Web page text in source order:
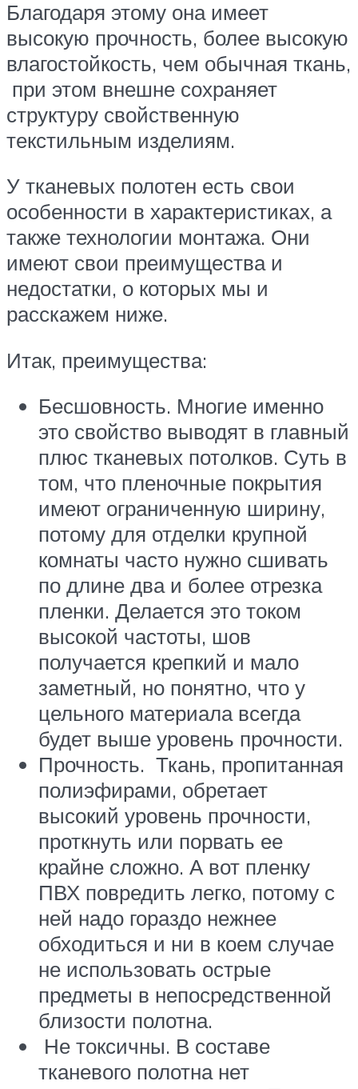
Благодаря этому она имеет
высокую прочность, более высокую
влагостойкость, чем обычная ткань,
при этом внешне сохраняет
структуру свойственную
текстильным изделиям.
У тканевых полотен есть свои
особенности в характеристиках, а
также технологии монтажа. Они
имеют свои преимущества и
недостатки, о которых мы и
расскажем ниже.
Итак, преимущества:
Бесшовность. Многие именно
это свойство выводят в главный
плюс тканевых потолков. Суть в
том, что пленочные покрытия
имеют ограниченную ширину,
потому для отделки крупной
комнаты часто нужно сшивать
по длине два и более отрезка
пленки. Делается это током
высокой частоты, шов
получается крепкий и мало
заметный, но понятно, что у
цельного материала всегда
будет выше уровень прочности.
Прочность. Ткань, пропитанная
полиэфирами, обретает
высокий уровень прочности,
проткнуть или порвать ее
крайне сложно. А вот пленку
ПВХ повредить легко, потому с
ней надо гораздо нежнее
обходиться и ни в коем случае
не использовать острые
предметы в непосредственной
близости полотна.
Не токсичны. В составе
тканевого полотна нет